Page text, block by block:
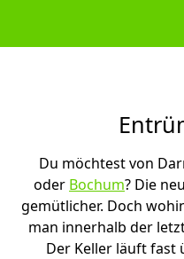
Du möchtest von
oder Bochum? Die
gemütlicher. Doch
man innerhalb der
Der Keller läuft fast